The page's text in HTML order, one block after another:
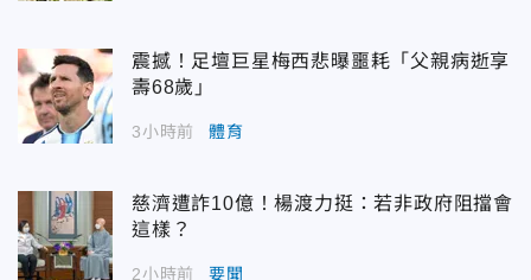
震撼！足壇巨星梅西悲曝噩耗「父親病逝享
壽68歲」
3小時前 體育
慈濟遭詐10億！楊渡力挺：若非政府阻擋會
這樣？
2小時前 要聞